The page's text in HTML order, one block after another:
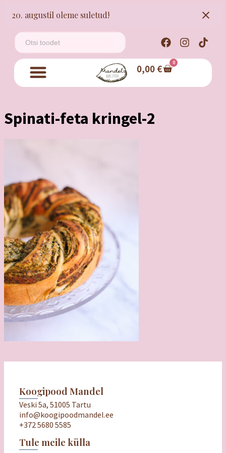
20. augustil oleme suletud!
0,00 € 0
Spinati-feta kringel-2
Koogipood Mandel
Veski 5a, 51005 Tartu
info@koogipoodmandel.ee
+372 5680 5585
Tule meile külla